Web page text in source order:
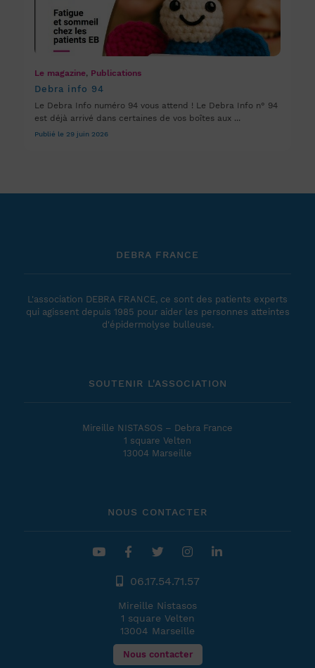
Le magazine, Publications
Debra info 94
Le Debra Info numéro 94 vous attend ! Le Debra Info n° 94
est déjà arrivé dans certaines de vos boîtes aux ...
Publié le 29 juin 2026
DEBRA FRANCE
L'association DEBRA FRANCE, ce sont des patients experts
qui agissent depuis 1985 pour aider les personnes atteintes
d'épidermolyse bulleuse.
SOUTENIR L'ASSOCIATION
Mireille NISTASOS – Debra France
1 square Velten
13004 Marseille
NOUS CONTACTER
06.17.54.71.57
Mireille Nistasos
1 square Velten
13004 Marseille
Nous contacter